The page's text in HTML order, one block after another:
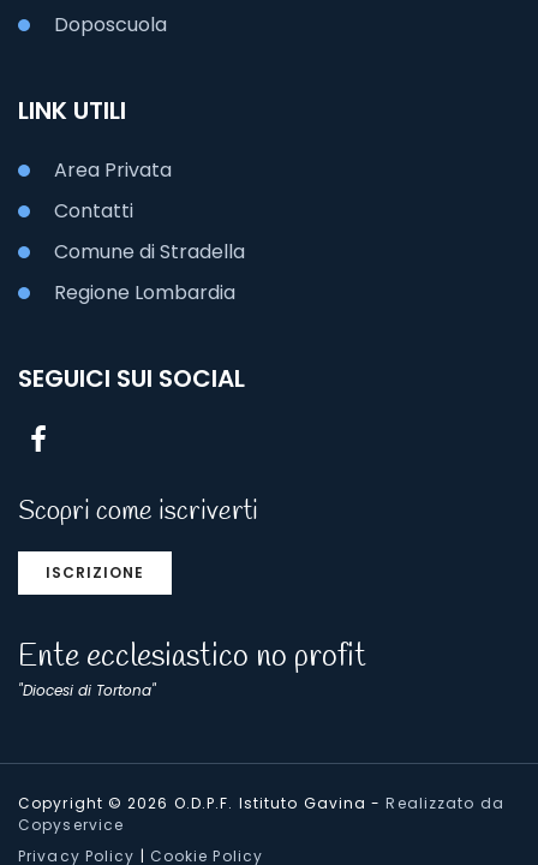
Doposcuola
LINK UTILI
Area Privata
Contatti
Comune di Stradella
Regione Lombardia
SEGUICI SUI SOCIAL
Scopri come iscriverti
ISCRIZIONE
Ente ecclesiastico no profit
"Diocesi di Tortona"
Copyright © 2026 O.D.P.F. Istituto Gavina -Realizzato da
Copyservice
Privacy Policy | Cookie Policy